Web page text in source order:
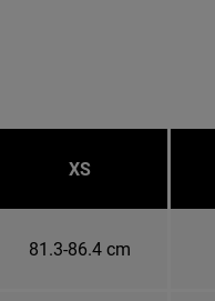
XS
81.3-86.4 cm